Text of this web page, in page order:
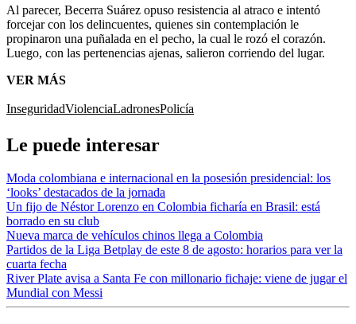
Al parecer, Becerra Suárez opuso resistencia al atraco e intentó
forcejar con los delincuentes, quienes sin contemplación le
propinaron una puñalada en el pecho, la cual le rozó el corazón.
Luego, con las pertenencias ajenas, salieron corriendo del lugar.
VER MÁS
InseguridadViolenciaLadronesPolicía
Le puede interesar
Moda colombiana e internacional en la posesión presidencial: los
‘looks’ destacados de la jornada
Un fijo de Néstor Lorenzo en Colombia ficharía en Brasil: está
borrado en su club
Nueva marca de vehículos chinos llega a Colombia
Partidos de la Liga Betplay de este 8 de agosto: horarios para ver la
cuarta fecha
River Plate avisa a Santa Fe con millonario fichaje: viene de jugar el
Mundial con Messi